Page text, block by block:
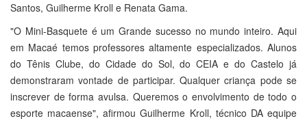
Santos, Guilherme Kroll e Renata Gama.
"O Mini-Basquete é um Grande sucesso no mundo inteiro. Aqui
em Macaé temos professores altamente especializados. Alunos
do Tênis Clube, do Cidade do Sol, do CEIA e do Castelo já
demonstraram vontade de participar. Qualquer criança pode se
inscrever de forma avulsa. Queremos o envolvimento de todo o
esporte macaense", afirmou Guilherme Kroll, técnico DA equipe